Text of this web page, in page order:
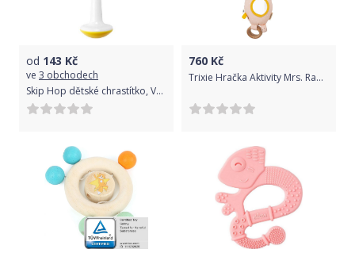
od 143 Kč
ve 3 obchodech
Skip Hop dětské chrastítko, Včelka
760 Kč
Trixie Hračka Aktivity Mrs. Rabbit 2021